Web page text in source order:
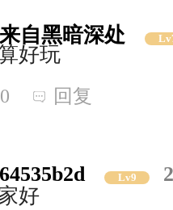
自黑暗深处
好玩
0 回复
Lv9
好